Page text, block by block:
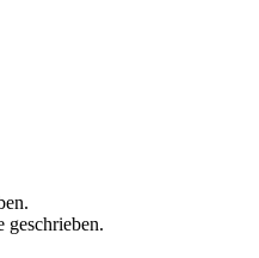
geschrieben.